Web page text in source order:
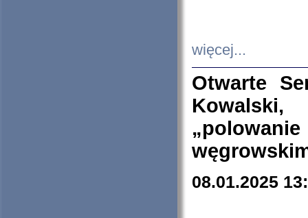
więcej...
Otwarte
08.01.2025